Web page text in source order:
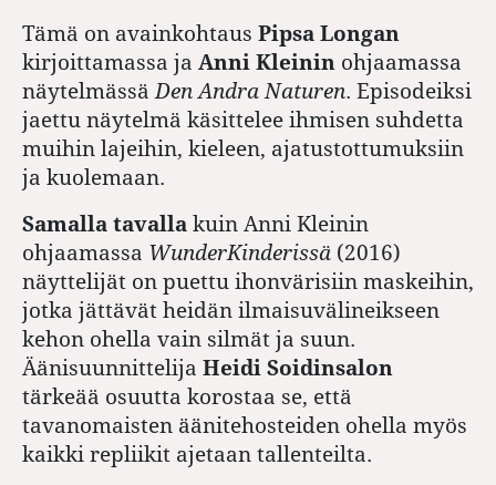
Tämä on ­avainkohtaus Pipsa Longan
kirjoittamassa ja Anni Kleinin ohjaamassa
näytelmässäDen Andra Naturen. Episodeiksi
jaettu näytelmä käsittelee ihmisen suhdetta
muihin lajeihin, kieleen, ajatustottumuksiin
ja kuolemaan.
Samalla tavalla kuin Anni Kleinin
ohjaamassa WunderKinderissä (2016)
näyttelijät on puettu ihonvärisiin maskeihin,
jotka jättävät heidän ilmaisuvälineikseen
kehon ohella vain silmät ja suun.
Äänisuunnittelija Heidi Soidinsalon
tärkeää osuutta korostaa se, että
tavanomaisten ääni­tehosteiden ohella myös
kaikki repliikit ajetaan tallenteilta.